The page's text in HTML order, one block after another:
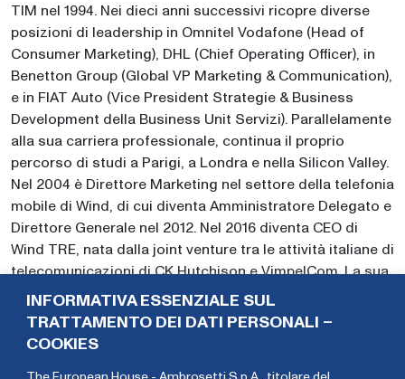
INFORMATIVA ESSENZIALE SUL
TRATTAMENTO DEI DATI PERSONALI –
COOKIES
TIM nel 1994. Nei dieci anni successivi ricopre diverse
posizioni di leadership in Omnitel Vodafone (Head of
Consumer Marketing), DHL (Chief Operating Officer), in
Benetton Group (Global VP Marketing & Communication),
e in FIAT Auto (Vice President Strategie & Business
Development della Business Unit Servizi). Parallelamente
alla sua carriera professionale, continua il proprio
percorso di studi a Parigi, a Londra e nella Silicon Valley.
Nel 2004 è Direttore Marketing nel settore della telefonia
mobile di Wind, di cui diventa Amministratore Delegato e
Direttore Generale nel 2012. Nel 2016 diventa CEO di
Wind TRE, nata dalla joint venture tra le attività italiane di
telecomunicazioni di CK Hutchison e VimpelCom. La sua
carriera prosegue poi come di Amministratore Delegato
di KPN e di Sky Italia, dove rimane in carica fino a giugno
del 2021. Nel 2021 ha presieduto la Task Force B20, uno